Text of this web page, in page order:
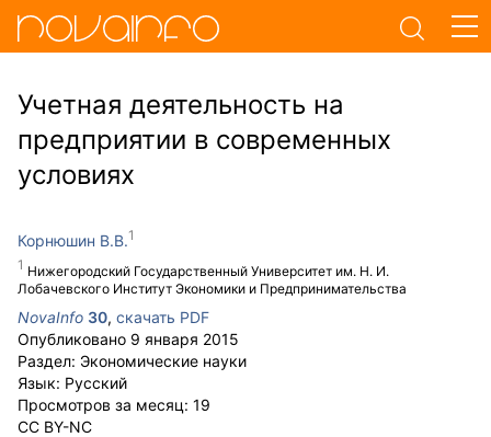
Учетная деятельность на
предприятии в современных
условиях
Корнюшин В.В.
Нижегородский Государственный Университет им. Н. И.
Лобачевского Институт Экономики и Предпринимательства
NovaInfo 30, скачать PDF
Опубликовано 9 января 2015
Раздел: Экономические науки
Язык: Русский
Просмотров за месяц: 19
CC BY-NC